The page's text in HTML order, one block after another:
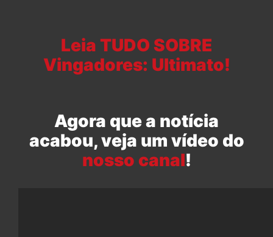
Leia TUDO SOBRE
Vingadores: Ultimato!
Agora que a notícia
acabou, veja um vídeo do
nosso canal!